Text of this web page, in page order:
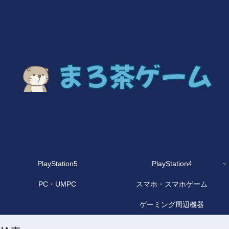
PlayStation5 PlayStation4
PC・UMPC スマホ・スマホゲーム
ゲーミング周辺機器